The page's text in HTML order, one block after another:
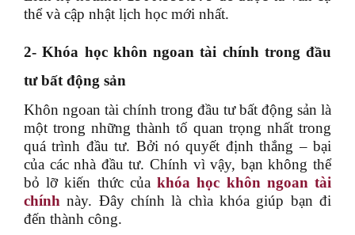
thể và cập nhật lịch học mới nhất.
2-Khóa học khôn ngoan tài chính trong đầu
tư bất động sản
Khôn ngoan tài chính trong đầu tư bất động sản là
một trong những thành tố quan trọng nhất trong
quá trình đầu tư. Bởi nó quyết định thắng – bại
của các nhà đầu tư. Chính vì vậy, bạn không thể
bỏ lỡ kiến thức củakhóa học khôn ngoan tài
chính này. Đây chính là chìa khóa giúp bạn đi
đến thành công.